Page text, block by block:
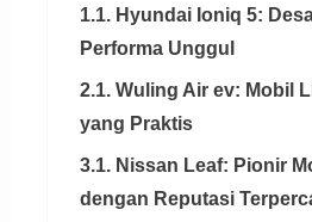
1.1. Hyundai Ioniq 5:
Performa Unggul
2.1. Wuling Air ev: Mobil
yang Praktis
3.1. Nissan Leaf: Pionir
dengan Reputasi